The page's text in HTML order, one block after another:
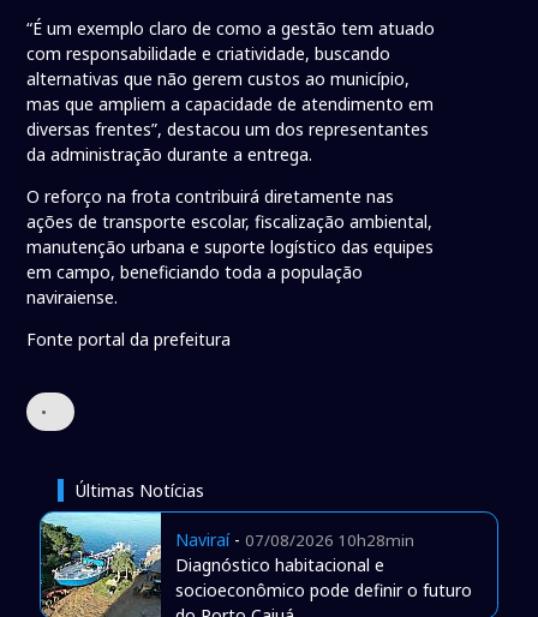
“É um exemplo claro de como a gestão tem atuado
com responsabilidade e criatividade, buscando
alternativas que não gerem custos ao município,
mas que ampliem a capacidade de atendimento em
diversas frentes”, destacou um dos representantes
da administração durante a entrega.
O reforço na frota contribuirá diretamente nas
ações de transporte escolar, fiscalização ambiental,
manutenção urbana e suporte logístico das equipes
em campo, beneficiando toda a população
naviraiense.
Fonte portal da prefeitura
•
Últimas Notícias
Naviraí- 07/08/2026 10h28min
Diagnóstico habitacional e
socioeconômico pode definir o futuro